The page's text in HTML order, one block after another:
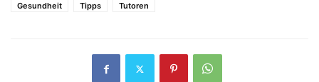
Gesundheit
Tipps Tutoren